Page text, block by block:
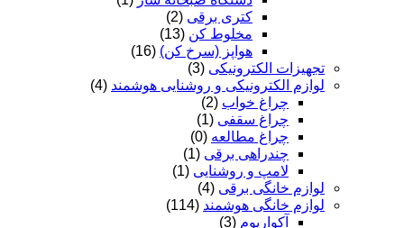
کتری برقی (2)
مخلوط کن (13)
هواپز (سرخ کن) (16)
تجهیزات الکترونیکی (3)
لوازم الکترونیکی و روشنایی هوشمند (4)
چراغ خواب (2)
چراغ سقفی (1)
چراغ مطالعه (0)
چندراهی برقی (1)
لامپ و روشنایی (1)
لوازم خانگی برقی (4)
لوازم خانگی هوشمند (114)
آکواریوم (3)